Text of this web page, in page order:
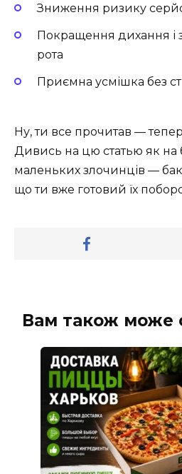
Зниження ризику
Покращення дихання і
рота
Приємна усмішка без
Ну, ти все прочитав —
Дивись на цю статью як на
маленьких злочинців —
що ти вже готовий їх
Вам також може